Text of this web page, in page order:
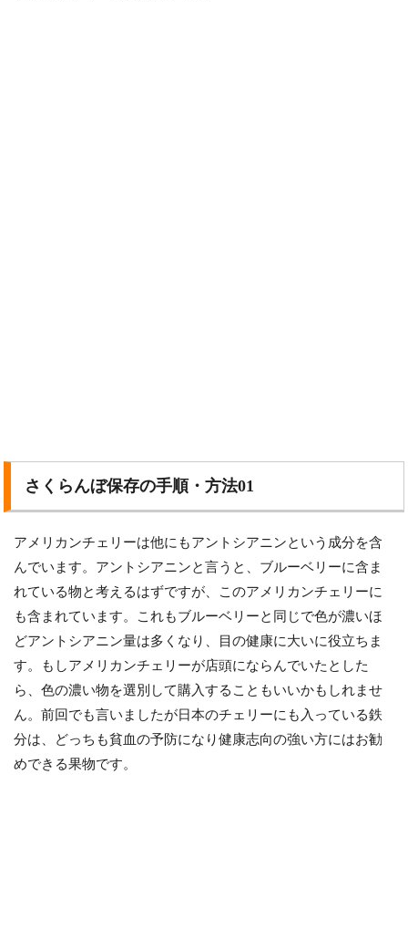
さくらんぼ保存の手順・方法01
アメリカンチェリーは他にもアントシアニンという成分を含
んでいます。アントシアニンと言うと、ブルーベリーに含ま
れている物と考えるはずですが、このアメリカンチェリーに
も含まれています。これもブルーベリーと同じで色が濃いほ
どアントシアニン量は多くなり、目の健康に大いに役立ちま
す。もしアメリカンチェリーが店頭にならんでいたとした
ら、色の濃い物を選別して購入することもいいかもしれませ
ん。前回でも言いましたが日本のチェリーにも入っている鉄
分は、どっちも貧血の予防になり健康志向の強い方にはお勧
めできる果物です。